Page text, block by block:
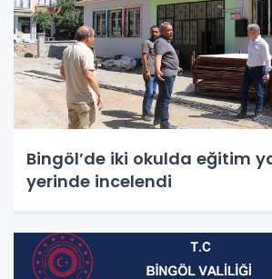
Bingöl’de iki okulda eğitim
yerinde incelendi